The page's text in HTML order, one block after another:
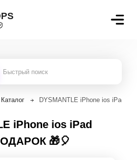
Каталог DYSMANTLE iPhone ios iPad
iPhone ios iPad
🎁🎈